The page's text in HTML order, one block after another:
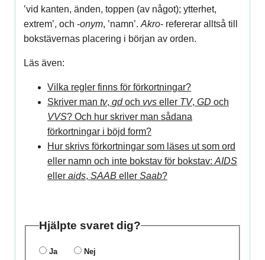
’vid kanten, änden, toppen (av något); ytterhet,
extrem’, och -onym, ’namn’. Akro- refererar alltså till
bokstävernas placering i början av orden.
Läs även:
Vilka regler finns för förkortningar?
Skriver man tv, gdoch vvseller TV, GD och
VVS? Och hur skriver man sådana
förkortningar i böjd form?
Hur skrivs förkortningar som läses ut som ord
eller namn och inte bokstav för bokstav: AIDS
eller aids, SAAB eller Saab?
Hjälpte svaret dig?
Ja Nej